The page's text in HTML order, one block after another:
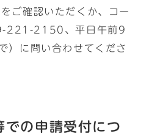
ご確認いただくか、コー
221-2150、平日午前9
）に問い合わせてくださ
での申請受付につ